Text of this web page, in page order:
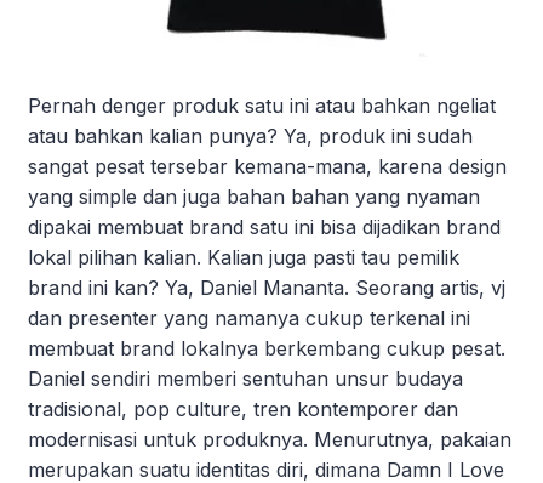
Pernah denger produk satu ini atau bahkan ngeliat
atau bahkan kalian punya? Ya, produk ini sudah
sangat pesat tersebar kemana-mana, karena design
yang simple dan juga bahan bahan yang nyaman
dipakai membuat brand satu ini bisa dijadikan brand
lokal pilihan kalian. Kalian juga pasti tau pemilik
brand ini kan? Ya, Daniel Mananta. Seorang artis, vj
dan presenter yang namanya cukup terkenal ini
membuat brand lokalnya berkembang cukup pesat.
Daniel sendiri memberi sentuhan unsur budaya
tradisional, pop culture, tren kontemporer dan
modernisasi untuk produknya. Menurutnya, pakaian
merupakan suatu identitas diri, dimana Damn I Love